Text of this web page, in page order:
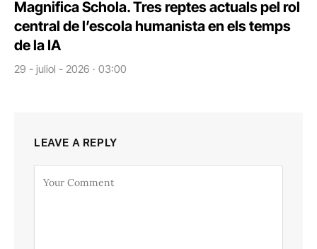
Magnifica Schola. Tres reptes actuals pel rol
central de l’escola humanista en els temps
de la IA
29 - juliol - 2026 · 03:00
LEAVE A REPLY